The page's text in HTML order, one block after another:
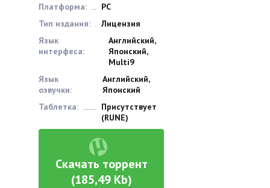
Платформа:
PC
Тип издания:
Лицензия
Язык
интерфеса:
Английский,
Японский,
Multi9
Язык
озвучки:
Английский,
Японский
Таблетка:
Присутствует
(RUNE)
Скачать торрент
(185,49 Kb)